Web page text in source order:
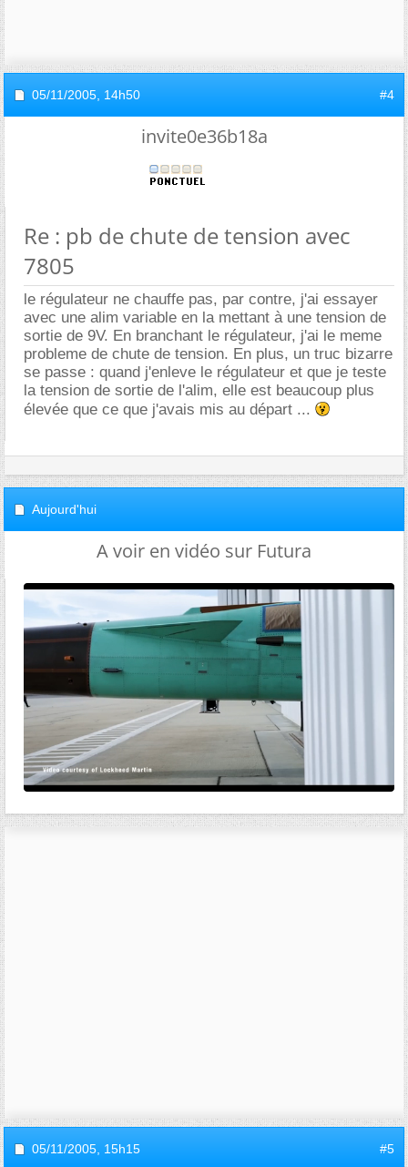
05/11/2005, 14h50 #4
invite0e36b18a
Re : pb de chute de tension avec
7805
le régulateur ne chauffe pas, par contre, j'ai essayer
avec une alim variable en la mettant à une tension de
sortie de 9V. En branchant le régulateur, j'ai le meme
probleme de chute de tension. En plus, un truc bizarre
se passe : quand j'enleve le régulateur et que je teste
la tension de sortie de l'alim, elle est beaucoup plus
élevée que ce que j'avais mis au départ ...
Aujourd'hui
A voir en vidéo sur Futura
05/11/2005, 15h15 #5